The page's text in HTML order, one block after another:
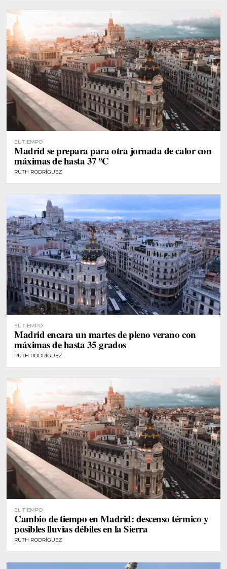
EL TIEMPO
Madrid se prepara para otra jornada de calor con
máximas de hasta 37 ºC
RUTH RODRÍGUEZ
EL TIEMPO
Madrid encara un martes de pleno verano con
máximas de hasta 35 grados
RUTH RODRÍGUEZ
EL TIEMPO
Cambio de tiempo en Madrid: descenso térmico y
posibles lluvias débiles en la Sierra
RUTH RODRÍGUEZ